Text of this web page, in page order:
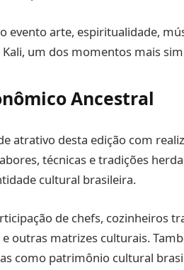
evento arte, espiritualidade,
Kali, um dos momentos mais
Ancestral
atrativo desta edição com
técnicas e tradições
cultural brasileira.
de chefs, cozinheiros
outras matrizes culturais.
como patrimônio cultural